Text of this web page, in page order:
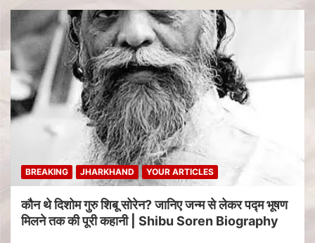
BREAKING JHARKHAND YOUR ARTICLES
कौन थे दिशोम गुरु शिबू सोरेन? जानिए जन्म से लेकर पद्म भूषण
मिलने तक की पूरी कहानी | Shibu Soren Biography